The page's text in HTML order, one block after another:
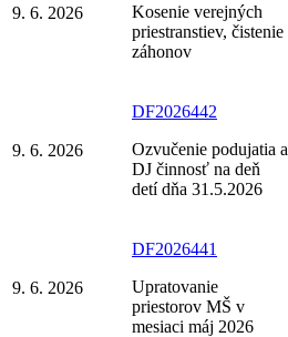
9. 6. 2026
Kosenie verejných
priestranstiev, čistenie
záhonov
9. 6. 2026
DF2026442
Ozvučenie podujatia a
DJ činnosť na deň
detí dňa 31.5.2026
9. 6. 2026
DF2026441
Upratovanie
priestorov MŠ v
mesiaci máj 2026